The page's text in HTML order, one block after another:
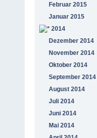
Februar 2015
Januar 2015
2014
Dezember 2014
November 2014
Oktober 2014
September 2014
August 2014
Juli 2014
Juni 2014
Mai 2014